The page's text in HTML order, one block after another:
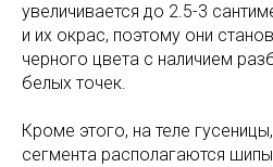
увеличивается до 2.5-3
и их окрас, поэтому они
черного цвета с наличием
белых точек.
Кроме этого, на теле
сегмента располагаются